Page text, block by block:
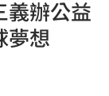
義辦公益
想